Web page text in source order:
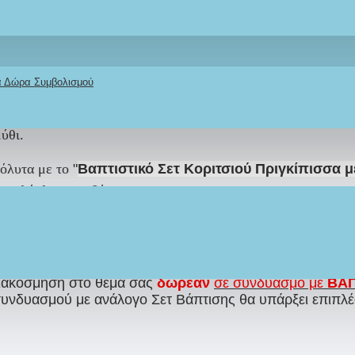
Δώρα Συμβολισμού
Άμαξα Καρδιά", μοναδικά βραχιόλια σε bronze απόχρωση
Ένα κομψό και ξεχωριστό αναμνηστικό δώρο
μαρτυρικά βάπτισης αποτελούν ένα από τα πιο σημαντικά
οι προσεγμένες λεπτομέρειες και ο ρομαντικός
με το "Βαπτιστικό Σετ Κοριτσιού Πριγκίπισσα
ολόκληρη τη βάπτιση.
στο θέμα σαςδωρεάνσε συνδυασμό με
με ανάλογο Σετ Βάπτισης θα υπάρξει